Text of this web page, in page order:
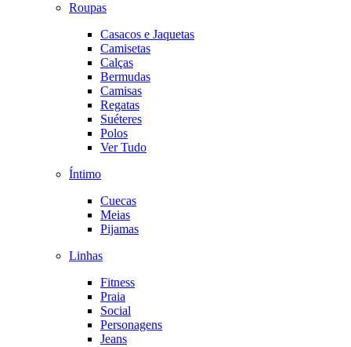
Roupas
Casacos e Jaquetas
Camisetas
Calças
Bermudas
Camisas
Regatas
Suéteres
Polos
Ver Tudo
Íntimo
Cuecas
Meias
Pijamas
Linhas
Fitness
Praia
Social
Personagens
Jeans